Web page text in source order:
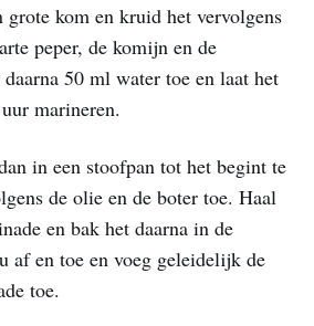
grote kom en kruid het vervolgens
peper, de komijn en de
50 ml water toe en laat het
marineren.
in een stoofpan tot het begint te
de olie en de boter toe. Haal
en bak het daarna in de
af en toe en voeg geleidelijk de
toe.